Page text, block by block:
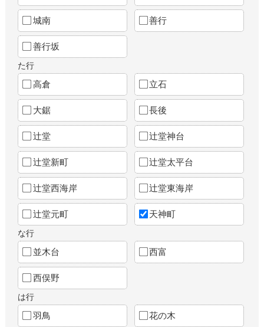
城南 善行
善行坂
た行
高倉 立石
大鋸 長後
辻堂 辻堂神台
辻堂新町 辻堂太平台
辻堂西海岸 辻堂東海岸
辻堂元町 天神町
な行
並木台 西富
西俣野
は行
羽鳥 花の木